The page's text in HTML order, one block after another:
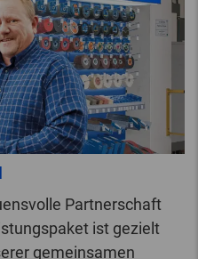
Partnerschaft
ist gezielt
gemeinsamen